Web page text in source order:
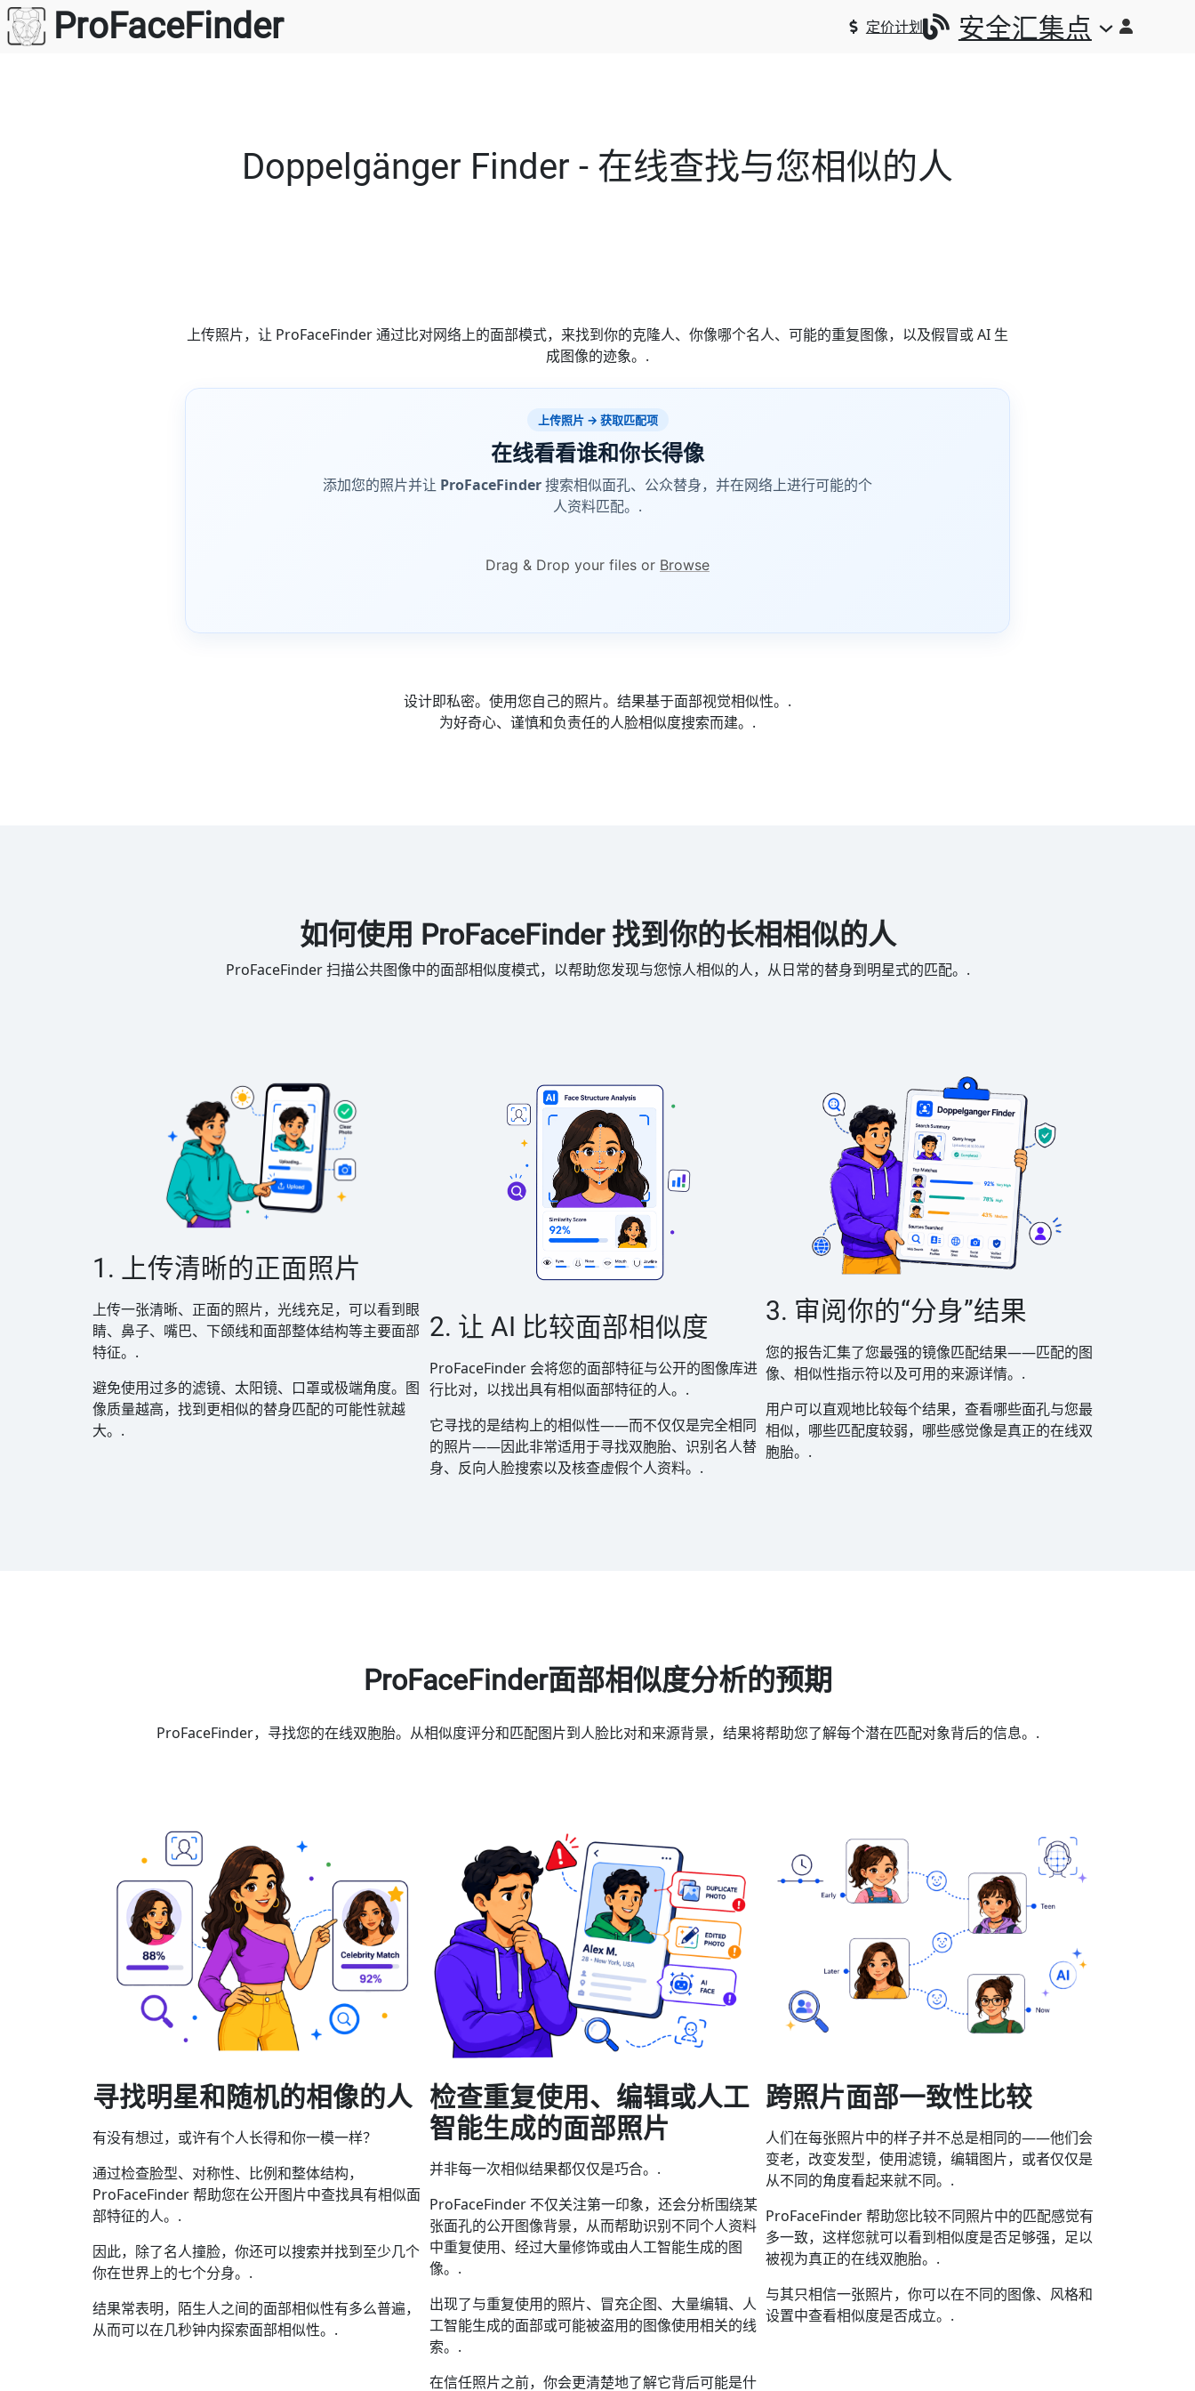
跳
至
ProFaceFinder 定价计划 安全汇集点
Doppelgänger Finder - 在线查找与您相似的人
上传照片，让 ProFaceFinder 通过比对网络上的面部模式，来找到你的克隆人、你像哪个名人、可能的重复图像，以及假冒或 AI 生
成图像的迹象。.
上传照片 → 获取匹配项
在线看看谁和你长得像
添加您的照片并让 ProFaceFinder搜索相似面孔、公众替身，并在网络上进行可能的个
人资料匹配。.
Drag & Drop your files or Browse
设计即私密。使用您自己的照片。结果基于面部视觉相似性。.
为好奇心、谨慎和负责任的人脸相似度搜索而建。.
如何使用 ProFaceFinder 找到你的长相相似的人
ProFaceFinder 扫描公共图像中的面部相似度模式，以帮助您发现与您惊人相似的人，从日常的替身到明星式的匹配。.
1. 上传清晰的正面照片
上传一张清晰、正面的照片，光线充足，可以看到眼
睛、鼻子、嘴巴、下颌线和面部整体结构等主要面部
特征。.
避免使用过多的滤镜、太阳镜、口罩或极端角度。图
像质量越高，找到更相似的替身匹配的可能性就越
大。.
2. 让 AI 比较面部相似度
ProFaceFinder 会将您的面部特征与公开的图像库进
行比对，以找出具有相似面部特征的人。.
它寻找的是结构上的相似性——而不仅仅是完全相同
的照片——因此非常适用于寻找双胞胎、识别名人替
身、反向人脸搜索以及核查虚假个人资料。.
3. 审阅你的“分身”结果
您的报告汇集了您最强的镜像匹配结果——匹配的图
像、相似性指示符以及可用的来源详情。.
用户可以直观地比较每个结果，查看哪些面孔与您最
相似，哪些匹配度较弱，哪些感觉像是真正的在线双
胞胎。.
ProFaceFinder面部相似度分析的预期
ProFaceFinder，寻找您的在线双胞胎。从相似度评分和匹配图片到人脸比对和来源背景，结果将帮助您了解每个潜在匹配对象背后的信息。.
寻找明星和随机的相像的人
有没有想过，或许有个人长得和你一模一样？
通过检查脸型、对称性、比例和整体结构，
ProFaceFinder 帮助您在公开图片中查找具有相似面
部特征的人。.
因此，除了名人撞脸，你还可以搜索并找到至少几个
你在世界上的七个分身。.
结果常表明，陌生人之间的面部相似性有多么普遍，
从而可以在几秒钟内探索面部相似性。.
检查重复使用、编辑或人工
智能生成的面部照片
并非每一次相似结果都仅仅是巧合。.
ProFaceFinder 不仅关注第一印象，还会分析围绕某
张面孔的公开图像背景，从而帮助识别不同个人资料
中重复使用、经过大量修饰或由人工智能生成的图
像。.
出现了与重复使用的照片、冒充企图、大量编辑、人
工智能生成的面部或可能被盗用的图像使用相关的线
索。.
在信任照片之前，你会更清楚地了解它背后可能是什
跨照片面部一致性比较
人们在每张照片中的样子并不总是相同的——他们会
变老，改变发型，使用滤镜，编辑图片，或者仅仅是
从不同的角度看起来就不同。.
ProFaceFinder 帮助您比较不同照片中的匹配感觉有
多一致，这样您就可以看到相似度是否足够强，足以
被视为真正的在线双胞胎。.
与其只相信一张照片，你可以在不同的图像、风格和
设置中查看相似度是否成立。.